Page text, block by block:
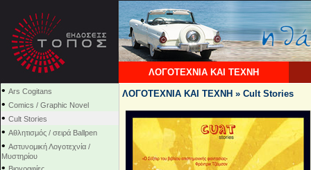
ΛΟΓΟΤΕΧΝΙΑ ΚΑΙ ΤΕΧΝΗ
• Ars Cogitans
• Comics / Graphic Novel
• Cult Stories
• Αθλητισμός / σειρά Ballpen
• Αστυνομική Λογοτεχνία /
Μυστηρίου
•
ΛΟΓΟΤΕΧΝΙΑ ΚΑΙ ΤΕΧΝΗ » Cult Stories